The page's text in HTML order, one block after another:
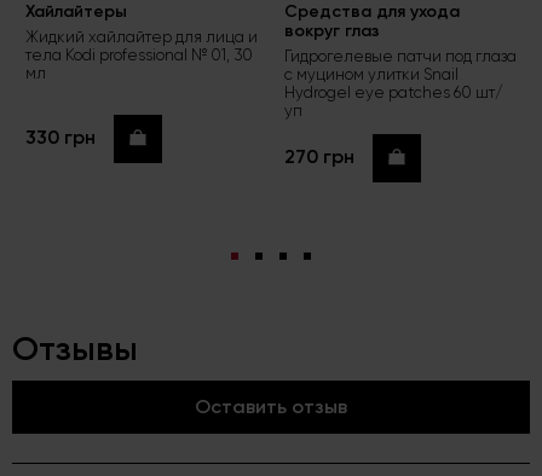
Хайлайтеры
Жидкий хайлайтер для лица и
тела Kodi professional № 01, 30
мл
330 грн Купить
Средства для ухода
вокруг глаз
Гидрогелевые патчи под глаза
с муцином улитки Snail
Hydrogel eye patches 60 шт/
уп
270 грн Купить
Отзывы
Оставить отзыв